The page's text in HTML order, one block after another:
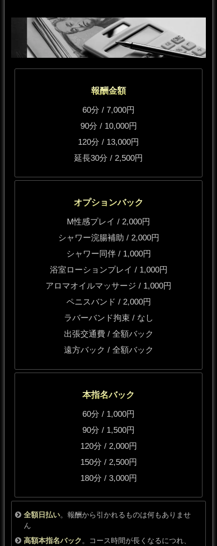
報酬金額
60分 / 7,000円
90分 / 10,000円
120分 / 13,000円
延長30分 / 2,500円
オプションバック
M性感プレイ / 2,000円
シャワー浣腸補助 / 2,000円
シャワー同伴 / 1,000円
浴室ローションプレイ / 1,000円
アロマオイルマッサージ / 1,000円
ペニスバンド / 2,000円
ラバーバンド拘束 / なし
出張交通費 / 全額バック
遠方バック / 全額バック
本指名バック
60分 / 1,000円
90分 / 1,500円
120分 / 2,000円
150分 / 2,500円
180分 / 3,000円
全額日払い。報酬から引かれるものは何もありませ
ん
高額本指名バック 。コース時間が長くなるにつれ、